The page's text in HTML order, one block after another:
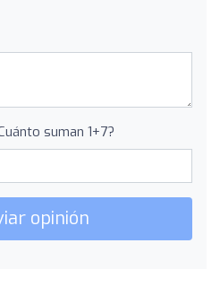
suman 1+7?
opinión